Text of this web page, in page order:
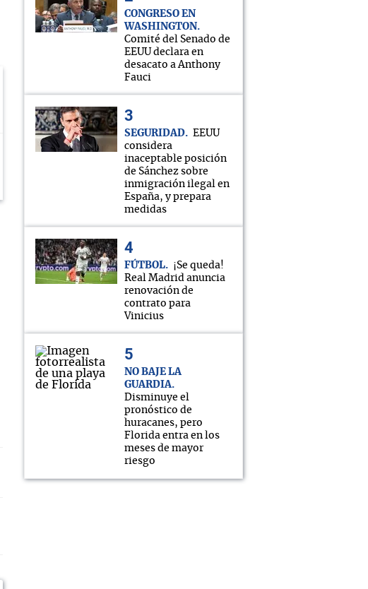
CONGRESO EN
WASHINGTON
Comité del Senado de
EEUU declara en
desacato a Anthony
Fauci
SEGURIDAD
EEUU
considera
inaceptable posición
de Sánchez sobre
inmigración ilegal en
España, y prepara
medidas
FÚTBOL
¡Se queda!
Real Madrid anuncia
renovación de
contrato para
Vinicius
NO BAJE LA
GUARDIA
Disminuye el
pronóstico de
huracanes, pero
Florida entra en los
meses de mayor
riesgo